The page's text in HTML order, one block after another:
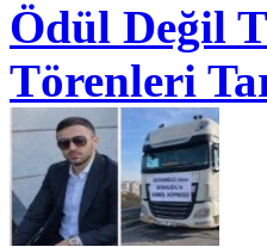
Ödül Değil
Törenleri